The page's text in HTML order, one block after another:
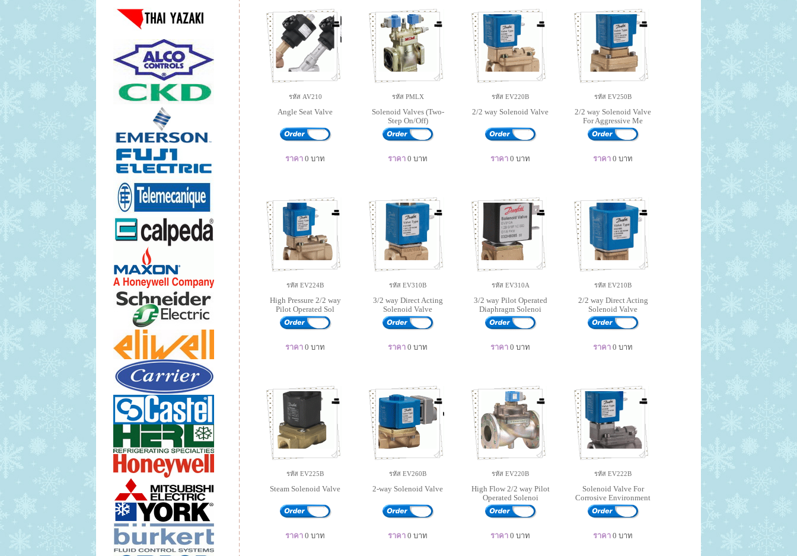
รหัส AV210
Angle Seat Valve
ราคา 0 บาท
รหัส PMLX
Solenoid Valves (Two-
Step On/Off)
ราคา 0 บาท
รหัส EV220B
2/2 way Solenoid Valve
ราคา 0 บาท
รหัส EV250B
2/2 way Solenoid Valve
For Aggressive Me
ราคา 0 บาท
รหัส EV224B
High Pressure 2/2 way
Pilot Operated Sol
ราคา 0 บาท
รหัส EV310B
3/2 way Direct Acting
Solenoid Valve
ราคา 0 บาท
รหัส EV310A
3/2 way Pilot Operated
Diaphragm Solenoi
ราคา 0 บาท
รหัส EV210B
2/2 way Direct Acting
Solenoid Valve
ราคา 0 บาท
รหัส EV225B
Steam Solenoid Valve
ราคา 0 บาท
รหัส EV260B
2-way Solenoid Valve
ราคา 0 บาท
รหัส EV220B
High Flow 2/2 way Pilot
Operated Solenoi
ราคา 0 บาท
รหัส EV222B
Solenoid Valve For
Corrosive Environment
ราคา 0 บาท